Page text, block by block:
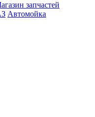
запчастей
Автомойка